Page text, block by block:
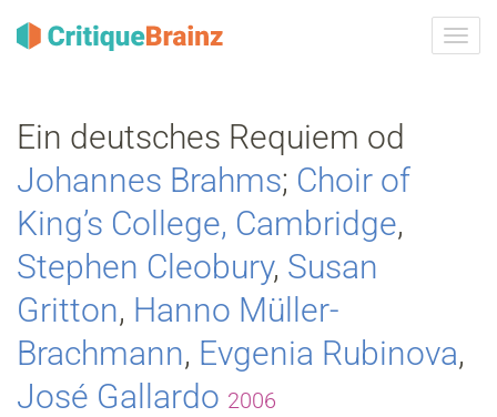
ili
Ein deutsches Requiem od
Johannes Brahms; Choir of
King’s College, Cambridge,
Stephen Cleobury, Susan
Gritton, Hanno Müller‐
Brachmann, Evgenia Rubinova,
José Gallardo 2006